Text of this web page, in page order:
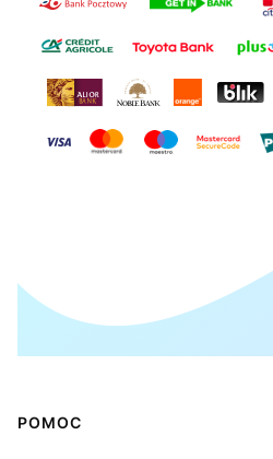
Linki w stopce
POMOC